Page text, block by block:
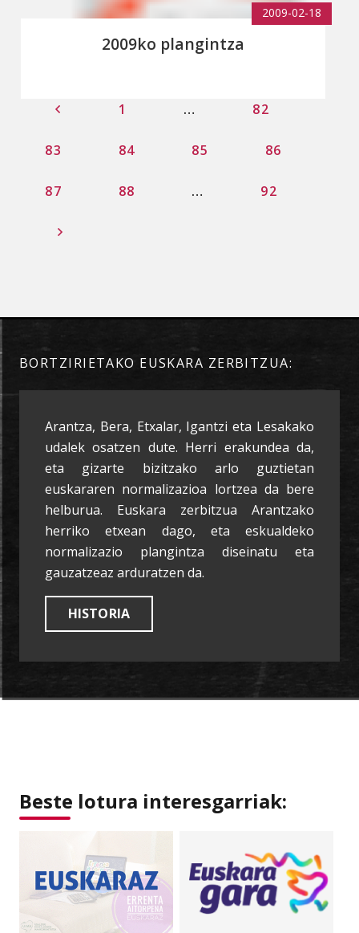
2009-02-18
2009ko plangintza
1 … 82
83 84 85 86
87 88 … 92
BORTZIRIETAKO EUSKARA ZERBITZUA:
Arantza, Bera, Etxalar, Igantzi eta Lesakako
udalek osatzen dute. Herri erakundea da,
eta gizarte bizitzako arlo guztietan
euskararen normalizazioa lortzea da bere
helburua. Euskara zerbitzua Arantzako
herriko etxean dago, eta eskualdeko
normalizazio plangintza diseinatu eta
gauzatzeaz arduratzen da.
HISTORIA
Beste lotura interesgarriak: